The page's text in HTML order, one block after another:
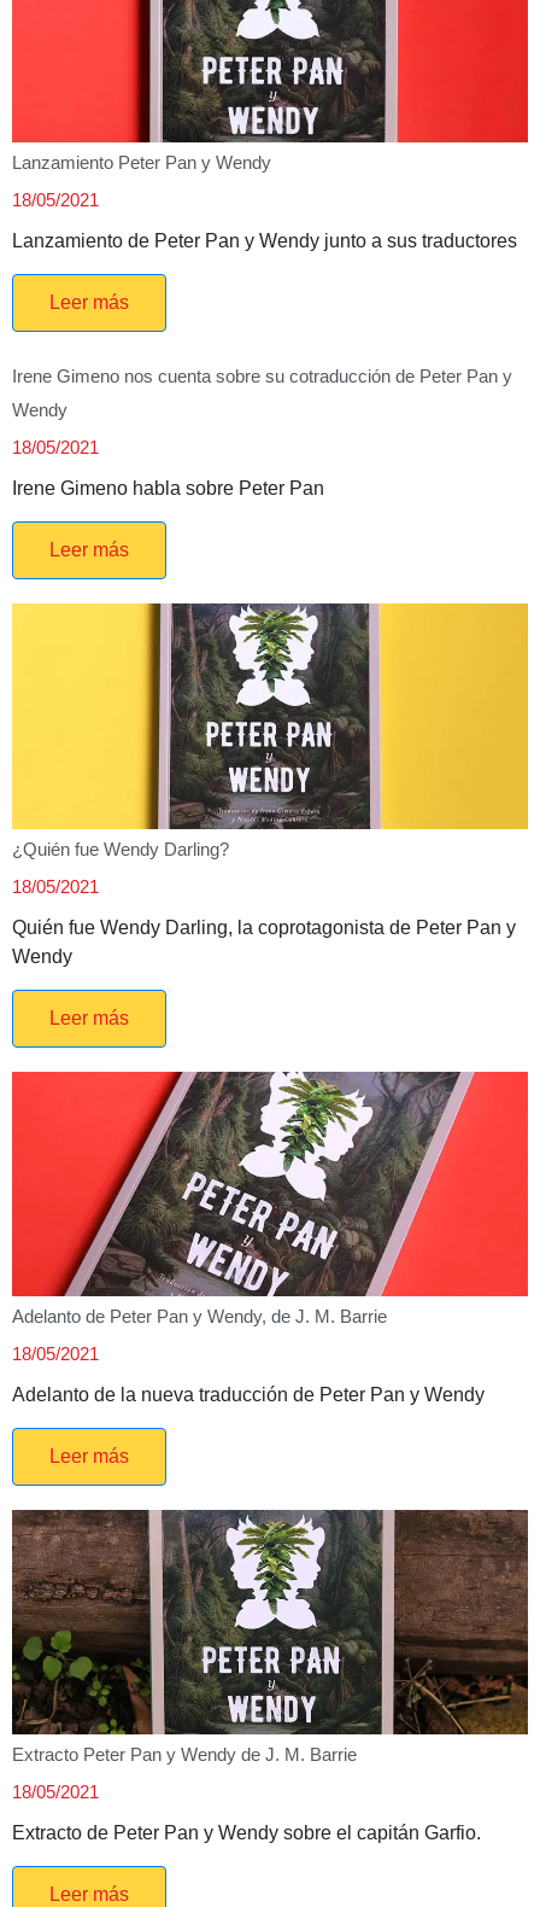
Lanzamiento Peter Pan y Wendy
18/05/2021
Lanzamiento de Peter Pan y Wendy junto a sus traductores
Leer más
Irene Gimeno nos cuenta sobre su cotraducción de Peter Pan y
Wendy
18/05/2021
Irene Gimeno habla sobre Peter Pan
Leer más
¿Quién fue Wendy Darling?
18/05/2021
Quién fue Wendy Darling, la coprotagonista de Peter Pan y
Wendy
Leer más
Adelanto de Peter Pan y Wendy, de J. M. Barrie
18/05/2021
Adelanto de la nueva traducción de Peter Pan y Wendy
Leer más
Extracto Peter Pan y Wendy de J. M. Barrie
18/05/2021
Extracto de Peter Pan y Wendy sobre el capitán Garfio.
Leer más